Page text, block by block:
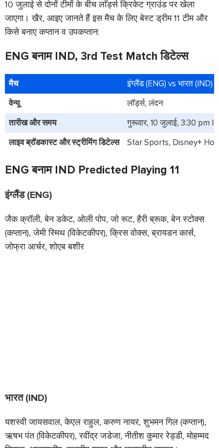
10 जुलाई से दोनों टीमों के बीच लाॅर्ड्स क्रिकेट ग्राउंड पर खेला
जाएगा। खैर, आइए जानते हैं इस मैच के लिए बेस्ट ड्रीम 11 टीम और
किसे बनाए कप्तान व उपकप्तान:
ENGबनाम IND, 3rd Test Match डिटेल्स
मैच
इंग्लैंड (ENG) vs भारत (IND)
वेन्यू
लाॅर्ड्स, लंदन
तारीख और समय
गुरूवार, 10 जुलाई, 3:30 pm
लाइव ब्रॉडकास्ट और स्ट्रीमिंग डिटेल्स
Star Sports, Disney+
ENG बनाम IND Predicted Playing 11
इंग्लैंड (ENG)
जैक क्रॉली, बेन डकेट, ओली पोप, जो रूट, हैरी ब्रूक, बेन स्टोक्स
(कप्तान), जेमी स्मिथ (विकेटकीपर), क्रिस वोक्स, ब्रायडन कार्स,
जोफ्रा आर्चर, शोएब बशीर
भारत (IND)
यशस्वी जायसवाल, केएल राहुल, करुण नायर, शुभमन गिल (कप्तान),
ऋषभ पंत (विकेटकीपर), रवींद्र जडेजा, नीतीश कुमार रेड्डी, मोहम्मद